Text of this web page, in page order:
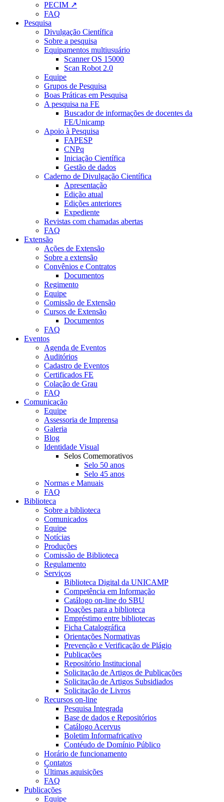
PECIM ↗
FAQ
Pesquisa
Divulgação Científica
Sobre a pesquisa
Equipamentos multiusuário
Scanner OS 15000
Scan Robot 2.0
Equipe
Grupos de Pesquisa
Boas Práticas em Pesquisa
A pesquisa na FE
Buscador de informações de docentes da
FE/Unicamp
Apoio à Pesquisa
FAPESP
CNPq
Iniciação Científica
Gestão de dados
Caderno de Divulgação Científica
Apresentação
Edição atual
Edições anteriores
Expediente
Revistas com chamadas abertas
FAQ
Extensão
Ações de Extensão
Sobre a extensão
Convênios e Contratos
Documentos
Regimento
Equipe
Comissão de Extensão
Cursos de Extensão
Documentos
FAQ
Eventos
Agenda de Eventos
Auditórios
Cadastro de Eventos
Certificados FE
Colação de Grau
FAQ
Comunicação
Equipe
Assessoria de Imprensa
Galeria
Blog
Identidade Visual
Selos Comemorativos
Selo 50 anos
Selo 45 anos
Normas e Manuais
FAQ
Biblioteca
Sobre a biblioteca
Comunicados
Equipe
Notícias
Produções
Comissão de Biblioteca
Regulamento
Serviços
Biblioteca Digital da UNICAMP
Competência em Informação
Catálogo on-line do SBU
Doações para a biblioteca
Empréstimo entre bibliotecas
Ficha Catalográfica
Orientações Normativas
Prevenção e Verificação de Plágio
Publicações
Repositório Institucional
Solicitação de Artigos de Publicações
Solicitação de Artigos Subsidiados
Solicitação de Livros
Recursos on-line
Pesquisa Integrada
Base de dados e Repositórios
Catálogo Acervus
Boletim Informafricativo
Contéudo de Domínio Público
Horário de funcionamento
Contatos
Últimas aquisições
FAQ
Publicações
Equipe